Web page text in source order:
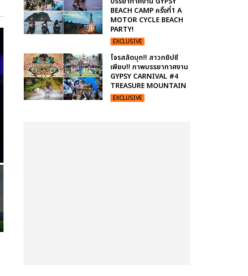
BEACH CAMP ครั้งที่1 A
MOTOR CYCLE BEACH
PARTY!
EXCLUSIVE
โจรสลัดบุก!! สาวกยิปซี
เพียบ!! ภาพบรรยากาศงาน
GYPSY CARNIVAL #4
TREASURE MOUNTAIN
EXCLUSIVE